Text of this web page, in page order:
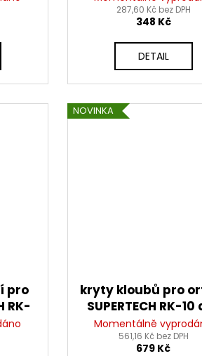
RK-10,287,60 Kč bez DPH
348 Kč
DETAIL
pro
RK-
NOVINKA
kryty kloubů pro
SUPERTECH RK-10
ALPINESTARS
Momentálně
561,16 Kč bez DPH
679 Kč